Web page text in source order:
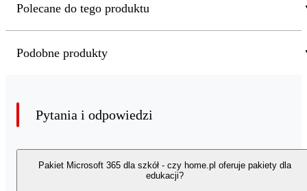
Polecane do tego produktu
Podobne produkty
Pytania i odpowiedzi
Pakiet Microsoft 365 dla szkół - czy home.pl oferuje pakiety dla
edukacji?